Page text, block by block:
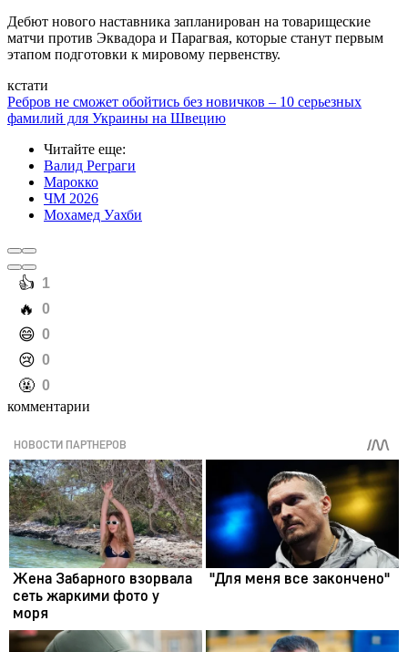
Дебют нового наставника запланирован на товарищеские
матчи против Эквадора и Парагвая, которые станут первым
этапом подготовки к мировому первенству.
кстати
Ребров не сможет обойтись без новичков – 10 серьезных
фамилий для Украины на Швецию
Читайте еще:
Валид Реграги
Марокко
ЧМ 2026
Мохамед Уахби
️👍 1
️🔥 0
️😄 0
️😢 0
️🤬 0
комментарии